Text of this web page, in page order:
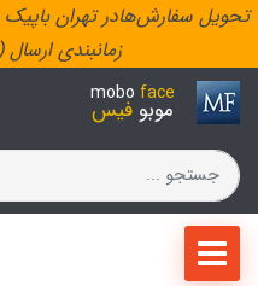
تحویل سفارش‌هادر تهران
زمانبندی ارسال
mobo face
موبو فیس